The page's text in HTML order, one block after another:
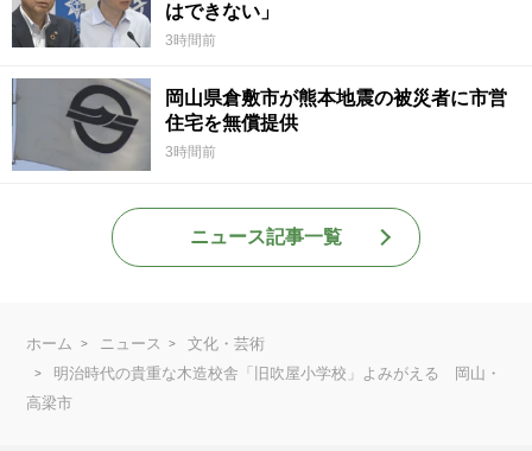
はできない」
3時間前
岡山県倉敷市が熊本地震の被災者に市営
住宅を無償提供
3時間前
ニュース記事一覧
ホーム ニュース
文化・芸術
明治時代の貴重な木造校舎「旧吹屋小学校」よみがえる 岡山・
高梁市